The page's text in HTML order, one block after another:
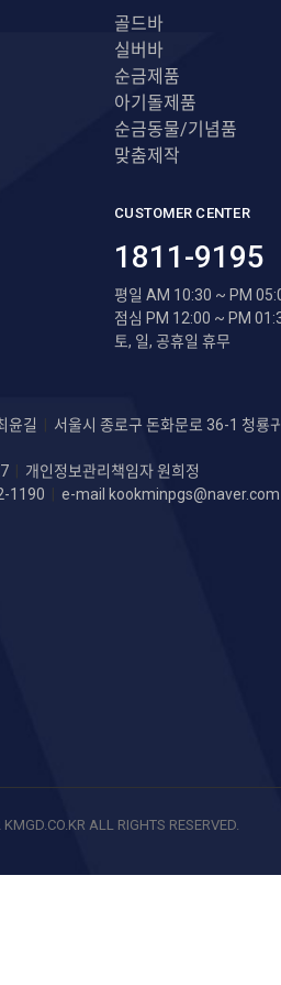
골드바
실버바
순금제품
아기돌제품
순금동물/기념품
맞춤제작
CUSTOMER CENTER
1811-9195
평일 AM 10:30 ~ PM
점심 PM 12:00 ~ PM
토, 일, 공휴일 휴무
윤길 | 서울시 종로구 돈화문로 36-1 청룡
| 개인정보관리책임자 원희정
1190 | e-mail kookminpgs@naver.com
ALL RIGHTS RESERVED.